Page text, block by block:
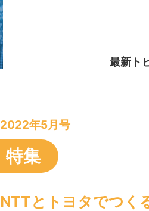
最新ト
2022年5月号
特集
NTTとトヨタでつく